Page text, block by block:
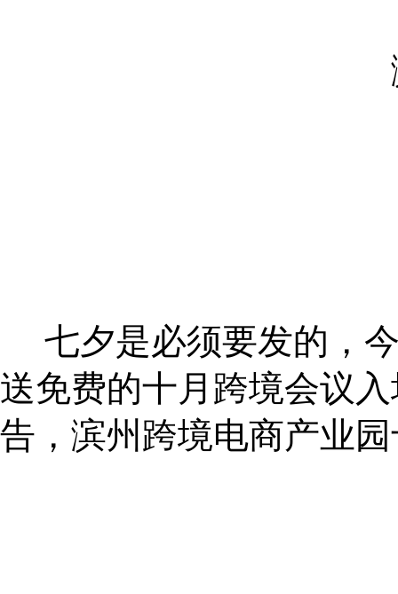
七夕是必须要发的，
送免费的十月跨境会议
告，滨州跨境电商产业